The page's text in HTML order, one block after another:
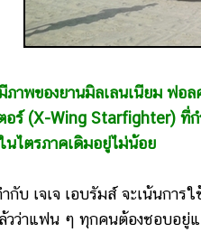
ภาพของยานมิลเลนเนียม ฟอ
อร์ (X-Wing Starfighter) ที่ก
นไตรภาคเดิมอยู่ไม่น้อย
จเจ เอบรัมส์ จะเน้นการใ
วว่าแฟน ๆ ทุกคนต้องชอบอยู่แ